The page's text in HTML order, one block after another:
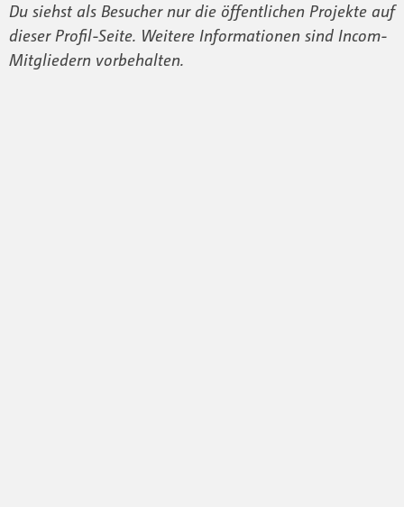
Du siehst als Besucher nur die öffentlichen Projekte auf
dieser Profil-Seite. Weitere Informationen sind Incom-
Mitgliedern vorbehalten.